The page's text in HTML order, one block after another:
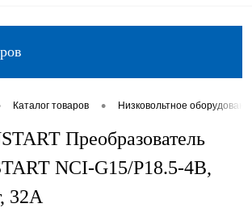
Каталог товаров • Низковольтное
Преобразователь
NCI-G15/P18.5-4B,
32А